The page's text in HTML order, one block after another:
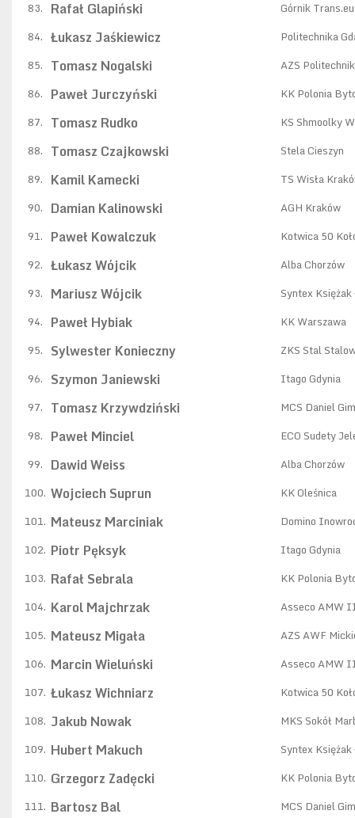
83. Rafał Glapiński
Górnik
84. Łukasz Jaśkiewicz
Politechnika
85. Tomasz Nogalski
AZS
86. Paweł Jurczyński
KK Polonia
87. Tomasz Rudko
KS Shmoolky
88. Tomasz Czajkowski
Stela Cieszyn
89. Kamil Kamecki
TS Wisła
90. Damian Kalinowski
AGH Kraków
91. Paweł Kowalczuk
Kotwica 50
92. Łukasz Wójcik
Alba Chorzów
93. Mariusz Wójcik
Syntex
94. Paweł Hybiak
KK Warszawa
95. Sylwester Konieczny
ZKS Stal
96. Szymon Janiewski
Itago Gdynia
97. Tomasz Krzywdziński
MCS Daniel
98. Paweł Minciel
ECO Sudety
99. Dawid Weiss
Alba Chorzów
100. Wojciech Suprun
KK Oleśnica
101. Mateusz Marciniak
Domino
102. Piotr Pęksyk
Itago Gdynia
103. Rafał Sebrala
KK Polonia
104. Karol Majchrzak
Asseco AMW
105. Mateusz Migała
AZS AWF
106. Marcin Wieluński
Asseco AMW
107. Łukasz Wichniarz
Kotwica 50
108. Jakub Nowak
MKS Sokół
109. Hubert Makuch
Syntex
110. Grzegorz Zadęcki
KK Polonia
111. Bartosz Bal
MCS Daniel